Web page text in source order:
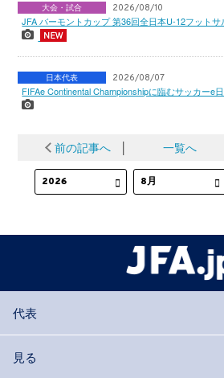
大会・試合 2026/08/10
JFA バーモントカップ 第36回全日本U-12フット
日本代表 2026/08/07
FIFAe Continental Championshipに臨むサッカーe
前の記事へ │ 一覧へ
代表
見る